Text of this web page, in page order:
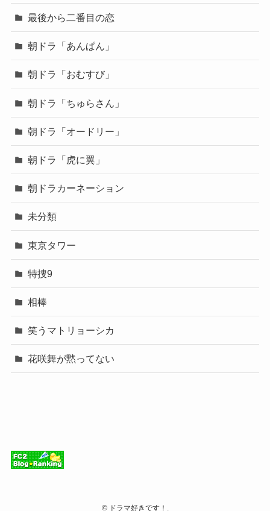
最後から二番目の恋
朝ドラ「あんぱん」
朝ドラ「おむすび」
朝ドラ「ちゅらさん」
朝ドラ「オードリー」
朝ドラ「虎に翼」
朝ドラカーネーション
未分類
東京タワー
特捜9
相棒
笑うマトリョーシカ
花咲舞が黙ってない
©ドラマ好きです！.